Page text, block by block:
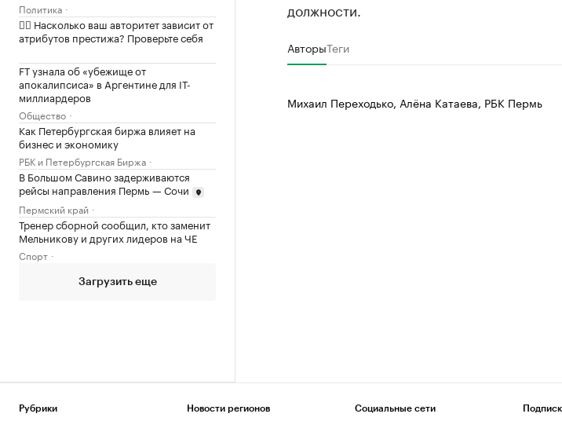
Политика
✍🏻 Насколько ваш авторитет зависит от
атрибутов престижа? Проверьте себя
FT узнала об «убежище от
апокалипсиса» в Аргентине для IT-
миллиардеров
Общество
Как Петербургская биржа влияет на
бизнес и экономику
РБК и Петербургская Биржа
В Большом Савино задерживаются
рейсы направления Пермь — Сочи
Пермский край
Тренер сборной сообщил, кто заменит
Мельникову и других лидеров на ЧЕ
Спорт
Загрузить еще
должности.
АвторыТеги
Михаил Переходько, Алёна Катаева, РБК Пермь
Рубрики Новости регионов Социальные сети